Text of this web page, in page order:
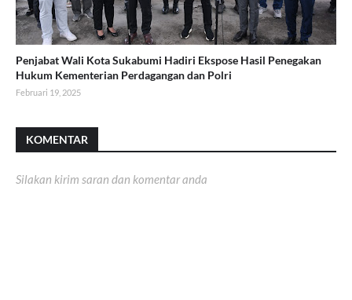
Penjabat Wali Kota Sukabumi Hadiri Ekspose Hasil Penegakan
Hukum Kementerian Perdagangan dan Polri
Februari 19, 2025
KOMENTAR
Silakan kirim saran dan komentar anda